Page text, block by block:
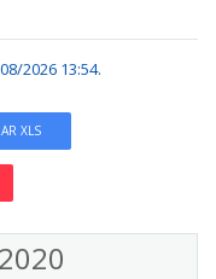
2026 13:54.
XLS